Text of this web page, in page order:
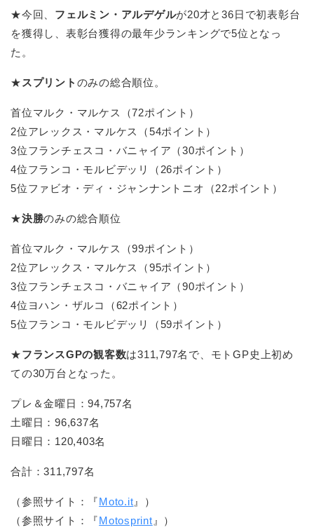
★今回、 フェルミン・アルデゲルが20才と36日で初表彰台
を獲得し、表彰台獲得の最年少ランキングで5位となっ
た。
★ スプリント のみの総合順位。
首位マルク・マルケス（72ポイント）
2位アレックス・マルケス（54ポイント）
3位フランチェスコ・バニャイア（30ポイント）
4位フランコ・モルビデッリ（26ポイント）
5位ファビオ・ディ・ジャンナントニオ（22ポイント）
★決勝のみの総合順位
首位マルク・マルケス（99ポイント）
2位アレックス・マルケス（95ポイント）
3位フランチェスコ・バニャイア（90ポイント）
4位ヨハン・ザルコ（62ポイント）
5位フランコ・モルビデッリ（59ポイント）
★フランスGPの観客数は311,797名で、モトGP史上初め
ての30万台となった。
プレ＆金曜日：94,757名
土曜日：96,637名
日曜日：120,403名
合計：311,797名
（参照サイト：『Moto.it 』）
（参照サイト：『Motosprint 』）